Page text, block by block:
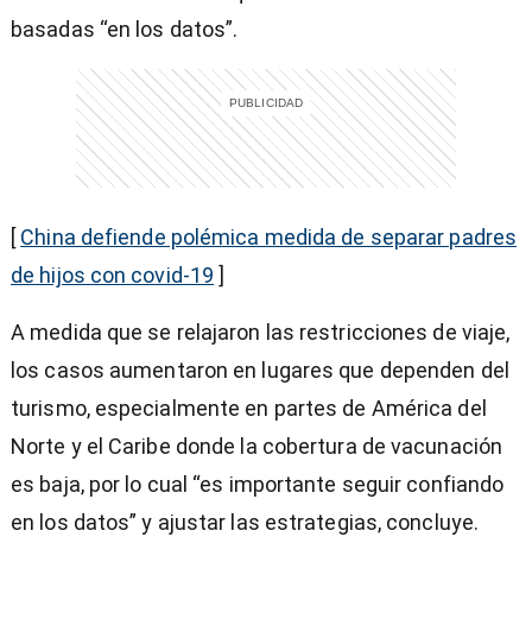
basadas “en los datos”.
[ China defiende polémica medida de separar padres
de hijos con covid-19 ]
A medida que se relajaron las restricciones de viaje,
los casos aumentaron en lugares que dependen del
turismo, especialmente en partes de América del
Norte y el Caribe donde la cobertura de vacunación
es baja, por lo cual “es importante seguir confiando
en los datos” y ajustar las estrategias, concluye.